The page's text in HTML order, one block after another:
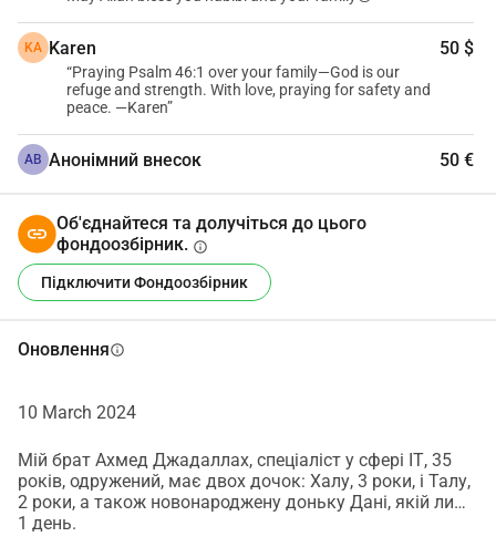
KA Karen 50 $
“Praying Psalm 46:1 over your family—God is our
refuge and strength. With love, praying for safety and
peace. —Karen”
АВ Анонімний внесок 50 €
Об'єднайтеся та долучіться до цього
фондоозбірник. info
Підключити Фондоозбірник
Оновленняinfo
10 March 2024
Мій брат Ахмед Джадаллах, спеціаліст у сфері ІТ, 35
років, одружений, має двох дочок: Халу, 3 роки, і Талу,
2 роки, а також новонароджену доньку Дані, якій лише
1 день.